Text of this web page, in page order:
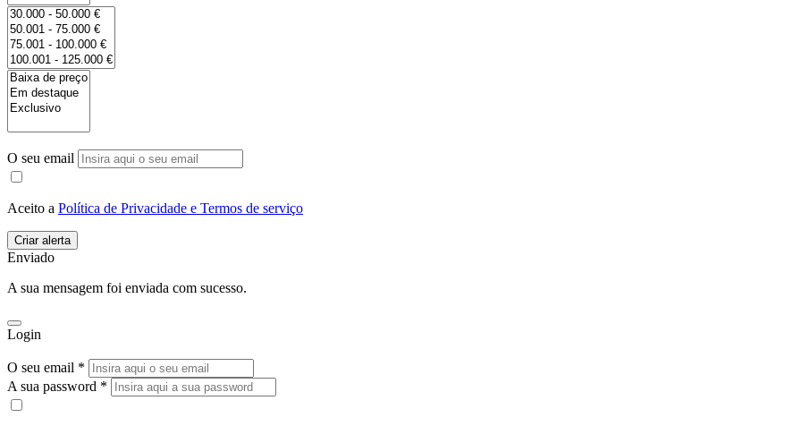
O seu email
Aceito a Política de Privacidade e Termos de serviço
Enviado
A sua mensagem foi enviada com sucesso.
Login
O seu email *
A sua password *